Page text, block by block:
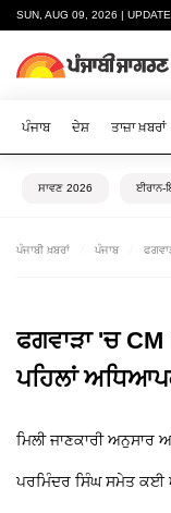
SUN, AUG 09, 2026 |
ਪੰਜਾਬ ਦੇਸ਼ ਤਾਜ਼ਾ ਖ਼ਬਰਾਂ
ਸਾਵਣ 2026 ਈਰਾਨ-
ਪੰਜਾਬੀ ਖ਼ਬਰਾਂ ਪੰਜਾਬ
ਫਗਵਾੜਾ 'ਚ CM
ਪਹਿਲਾਂ
ਮਿਲੀ ਜਾਣਕਾਰੀ
ਪਰਮਿੰਦਰ ਸਿੰਘ ਸਮੇਤ